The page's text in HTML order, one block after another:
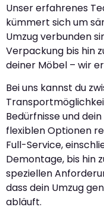
Unser erfahrenes
kümmert sich um
Umzug verbunden
Verpackung bis hin
deiner Möbel – wir
Bei uns kannst du
Bedürfnisse und
flexiblen Optionen
Full-Service,
Demontage, bis hin
speziellen
dass dein Umzug
abläuft.